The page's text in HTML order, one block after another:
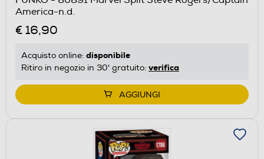
America-n.d.
€ 16,90
Acquisto online: disponibile
Ritiro in negozio in 30' gratuito: verifica
AGGIUNGI